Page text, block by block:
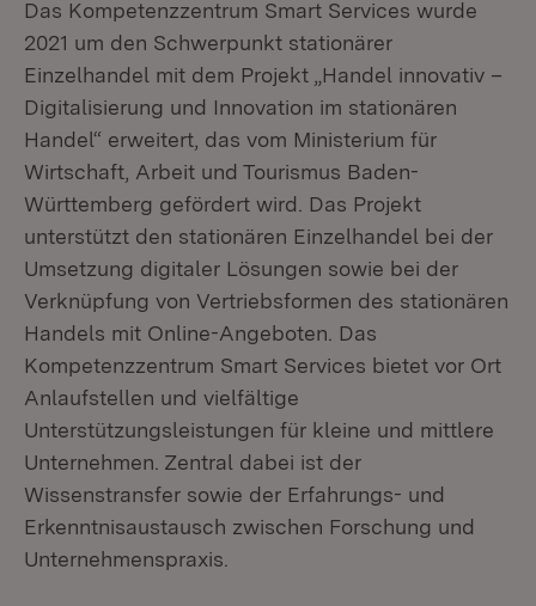
Das Kompetenzzentrum Smart Services wurde
2021 um den Schwerpunkt stationärer
Einzelhandel mit dem Projekt „Handel innovativ –
Digitalisierung und Innovation im stationären
Handel“ erweitert, das vom Ministerium für
Wirtschaft, Arbeit und Tourismus Baden-
Württemberg gefördert wird. Das Projekt
unterstützt den stationären Einzelhandel bei der
Umsetzung digitaler Lösungen sowie bei der
Verknüpfung von Vertriebsformen des stationären
Handels mit Online-Angeboten. Das
Kompetenzzentrum Smart Services bietet vor Ort
Anlaufstellen und vielfältige
Unterstützungsleistungen für kleine und mittlere
Unternehmen. Zentral dabei ist der
Wissenstransfer sowie der Erfahrungs- und
Erkenntnisaustausch zwischen Forschung und
Unternehmenspraxis.